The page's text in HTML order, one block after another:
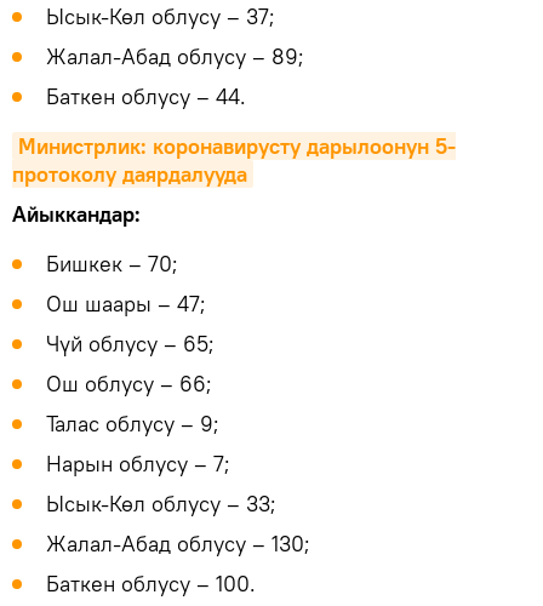
Ысык-Көл облусу – 37;
Жалал-Абад облусу – 89;
Баткен облусу – 44.
Министрлик: коронавирусту дарылоонун 5-
протоколу даярдалууда
Айыккандар:
Бишкек – 70;
Ош шаары – 47;
Чүй облусу – 65;
Ош облусу – 66;
Талас облусу – 9;
Нарын облусу – 7;
Ысык-Көл облусу – 33;
Жалал-Абад облусу – 130;
Баткен облусу – 100.